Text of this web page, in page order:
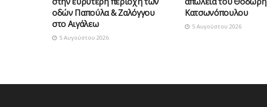
οδών Παπούλα & Ζαλόγγου
στο Αιγάλεω
5 Αυγούστου 2026
Κατσωνόπουλου
5 Αυγούστου 2026